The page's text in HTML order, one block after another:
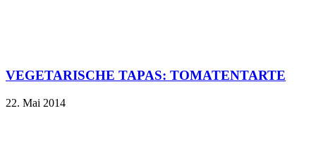
VEGETARISCHE TAPAS: TOMATENTARTE
22. Mai 2014